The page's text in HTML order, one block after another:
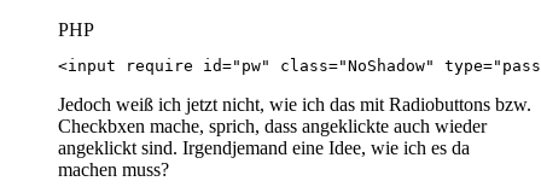
PHP
<input require id="pw" class="NoShadow"
Jedoch weiß ich jetzt nicht, wie ich das mit Radiobuttons bzw.
Checkbxen mache, sprich, dass angeklickte auch wieder
angeklickt sind. Irgendjemand eine Idee, wie ich es da
machen muss?